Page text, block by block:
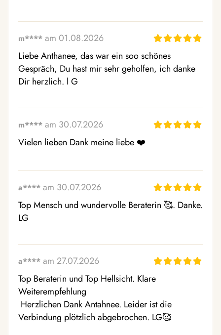
m**** am 01.08.2026
Liebe Anthanee, das war ein soo schönes
Gespräch, Du hast mir sehr geholfen, ich danke
Dir herzlich. l G
m**** am 30.07.2026
Vielen lieben Dank meine liebe ❤️
a**** am 30.07.2026
Top Mensch und wundervolle Beraterin 🥰. Danke.
LG
a**** am 27.07.2026
Top Beraterin und Top Hellsicht. Klare
Weiterempfehlung
Verbindung plötzlich abgebrochen. LG🥰